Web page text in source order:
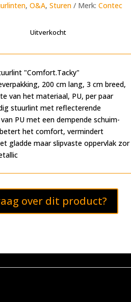
, O&A, Sturen Merk: Contec
Uitverkocht
"Comfort.Tacky"
200 cm lang, 3 cm breed,
van het materiaal, PU, per paar
stuurlint met reflecterende
PU met een dempende schuim-
het comfort, vermindert
gladde maar slipvaste oppervlak zor
over dit product?